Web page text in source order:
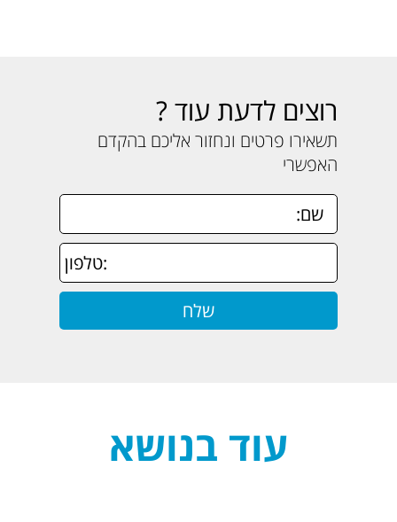
רוצים לדעת עוד ?
תשאירו פרטים ונחזור אליכם בהקדם
האפשרי
עוד בנושא